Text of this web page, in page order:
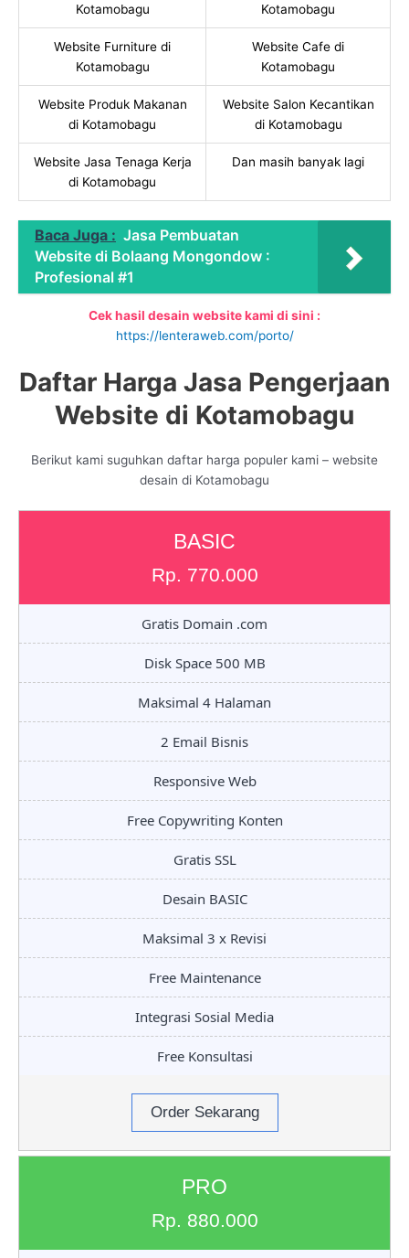
Kotamobagu Kotamobagu
Website Furniture di
Kotamobagu
Website Cafe di
Kotamobagu
Website Produk Makanan
di Kotamobagu
Website Salon Kecantikan
di Kotamobagu
Website Jasa Tenaga Kerja
di Kotamobagu
Dan masih banyak lagi
Baca Juga : Jasa Pembuatan
Website di Bolaang Mongondow :
Profesional #1
Cek hasil desain website kami di sini :
https://lenteraweb.com/porto/
Daftar Harga Jasa Pengerjaan
Website di Kotamobagu
Berikut kami suguhkan daftar harga populer kami – website
desain di Kotamobagu
BASIC
Rp. 770.000
Gratis Domain .com
Disk Space 500 MB
Maksimal 4 Halaman
2 Email Bisnis
Responsive Web
Free Copywriting Konten
Gratis SSL
Desain BASIC
Maksimal 3 x Revisi
Free Maintenance
Integrasi Sosial Media
Free Konsultasi
Order Sekarang
PRO
Rp. 880.000